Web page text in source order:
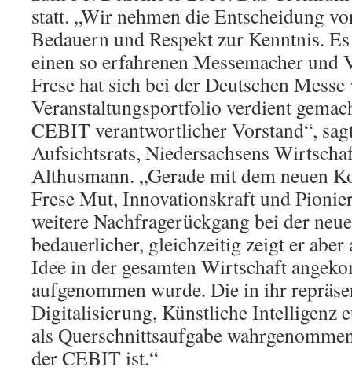
statt. „Wir nehmen die Entscheidung
Bedauern und Respekt zur Kenntnis.
einen so erfahrenen Messemacher und
Frese hat sich bei der Deutschen
Veranstaltungsportfolio verdient
CEBIT verantwortlicher Vorstand“,
Aufsichtsrats, Niedersachsens
Althusmann. „Gerade mit dem neuen
Frese Mut, Innovationskraft und
weitere Nachfragerückgang bei der
bedauerlicher, gleichzeitig zeigt er
Idee in der gesamten Wirtschaft
aufgenommen wurde. Die in ihr
Digitalisierung, Künstliche Intelligenz
als Querschnittsaufgabe
der CEBIT ist.“